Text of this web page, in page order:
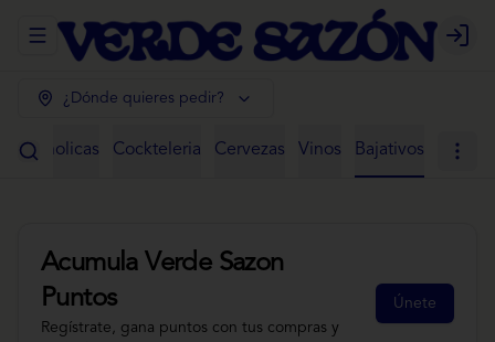
Abrir menu de navegación Login
¿Dónde quieres pedir?
Alcoholicas Cockteleria Cervezas Vinos Bajativos
Acumula Verde Sazon
Puntos
Regístrate, gana puntos con tus compras y
Únete